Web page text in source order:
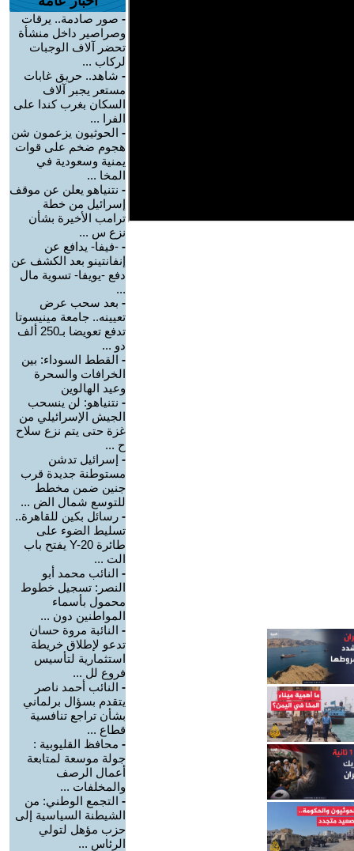
- صور صادمة.. يرقات
وصراصير داخل منشأة
تحضر آلاف الوجبات
لركاب ...
- شاهد.. حريق غابات
مستعر يجبر آلاف
السكان بغرب كندا على
الفرا ...
- الحوثيون يزعمون شن
هجوم ضخم على قوات
يمنية وسعودية في
المخا ...
- نتنياهو يعلن عن موقف
إسرائيل من خطة
ترامب الأخيرة بشأن
نزع س ...
- -فيفا- يدافع عن
إنفانتينو بعد الكشف عن
دفع -يويفا- تسوية مال
...
- بعد سحب عرض
تعيينه.. جامعة مينيسوتا
تدفع تعويضا بـ250 ألف
دو ...
- القطط السوداء: بين
الخرافات والسحرة
وعيد الهالوين
- نتنياهو: لن ينسحب
الجيش الإسرائيلي من
غزة حتى يتم نزع سلاح
ح ...
- إسرائيل تدشن
مستوطنة جديدة قرب
جنين ضمن مخطط
للتوسع شمال الض ...
- رسائل بكين للقاهرة..
تسليط الضوء على
طائرة Y-20 يفتح باب
الت ...
- النائب محمد أبو
النصر: تسجيل خطوط
محمول بأسماء
المواطنين دون ...
- النائبة مروة حسان
تدعو لإطلاق خريطة
استثمارية لتأسيس
فروع لل ...
- النائب أحمد ناصر
يتقدم بسؤال برلماني
بشأن تراجع تنافسية
قطاع ...
- محافظ القليوبية :
جولة موسعة لمتابعة
أعمال الرصف
والمخلفات ...
- التجمع الوطني: من
الشيطنة السياسية إلى
حزب مؤهل لتولي
الرئاس ...